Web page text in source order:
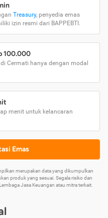
Treasury, penyedia emas
izin resmi dari BAPPEBTI.
100.000
Cermati hanya dengan modal
menit untuk kelancaran
Emas
merupakan data yang dikumpulkan
produk yang sesuai. Segala risiko dan
Jasa Keuangan atau mitra terkait.